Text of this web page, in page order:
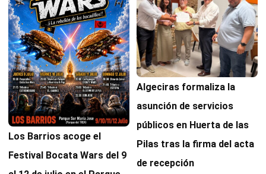
Los Barrios acoge el
Festival Bocata Wars del 9
Algeciras formaliza la
asunción de servicios
públicos en Huerta de las
Pilas tras la firma del acta
de recepción